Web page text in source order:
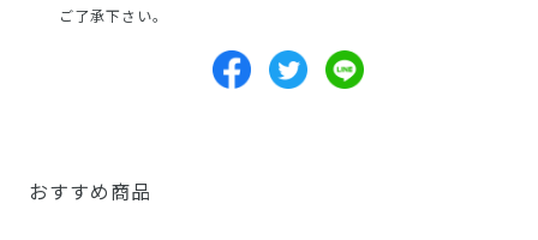
ご了承下さい。
おすすめ商品